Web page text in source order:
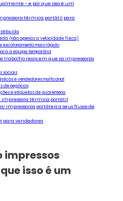
- e por que isso é um
térmica portátil para
(não apenas a velocidade física)
escalonamento mais rápido
a equipe temporária
trabalho reais em que as impressoras
sociais
e vendedores multicanal
de negócios
e etiquetas de quarentena
impressora térmica portátil
impressoras portáteis a seus fluxos de
para vendedores
impressos
isso é um